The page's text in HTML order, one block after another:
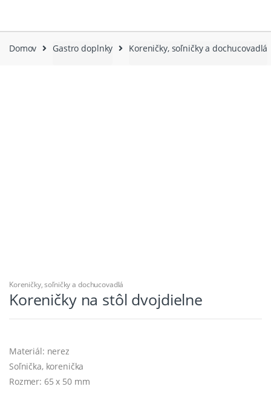
Domov Gastro doplnky Koreničky, soľničky a dochucovadlá
Koreničky, soľničky a dochucovadlá
Koreničky na stôl dvojdielne
Materiál: nerez
Soľnička, korenička
Rozmer: 65 x 50 mm